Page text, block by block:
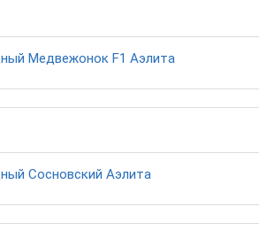
Медвежонок F1 Аэлита
Сосновский Аэлита